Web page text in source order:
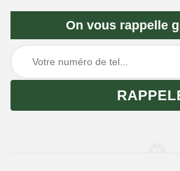
On vous rappelle